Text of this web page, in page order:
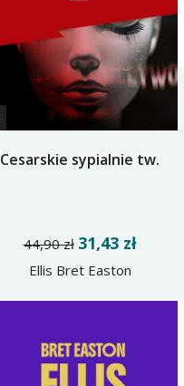
Cesarskie sypialnie tw.
44,90 zł 31,43 zł
Ellis Bret Easton